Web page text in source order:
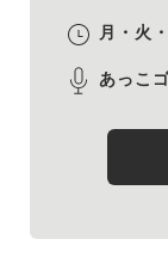
月・火
あっこ